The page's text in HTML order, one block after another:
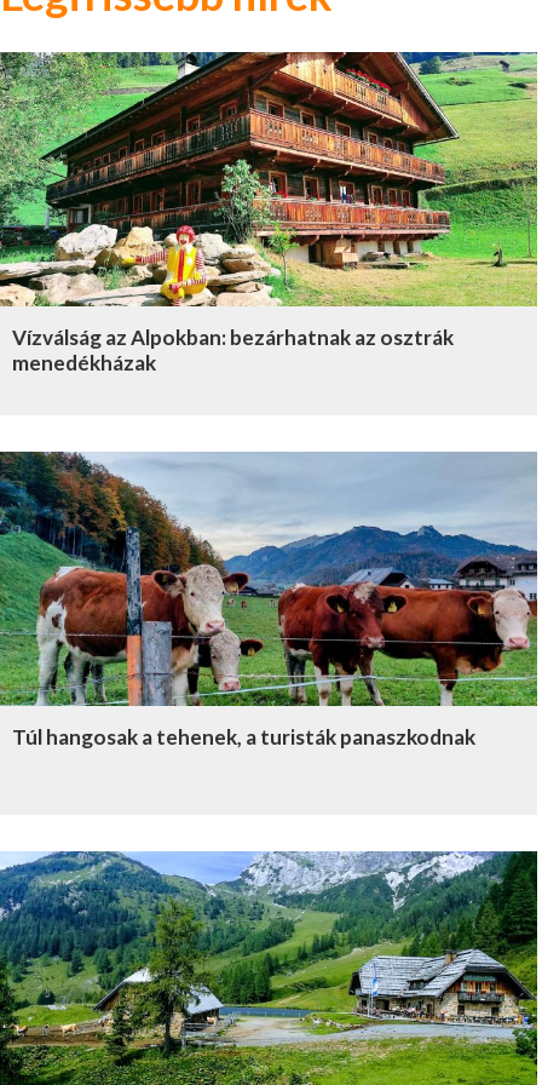
Vízválság az Alpokban: bezárhatnak az osztrák
menedékházak
Túl hangosak a tehenek, a turisták panaszkodnak